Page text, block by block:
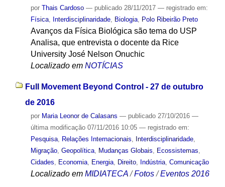
por Thais Cardoso — publicado28/11/2017 — registrado em:
Física, Interdisciplinaridade, Biologia, Polo Ribeirão Preto
Avanços da Física Biológica são tema do USP
Analisa, que entrevista o docente da Rice
University José Nelson Onuchic
Localizado em NOTÍCIAS
Full Movement Beyond Control - 27 de outubro
de 2016
por Maria Leonor de Calasans — publicado27/10/2016 —
última modificação07/11/2016 10:05 — registrado em:
Pesquisa, Relações Internacionais, Interdisciplinaridade,
Migração, Geopolítica, Mudanças Globais, Ecossistemas,
Cidades, Economia, Energia, Direito, Indústria, Comunicação
Localizado em MIDIATECA /Fotos /Eventos 2016